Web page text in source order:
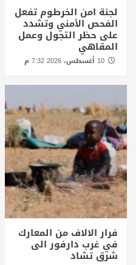
لجنة امن الخرطوم تفعل
الفحص الأمني وتشدد
على حظر التجول وعمل
المقاهي
فرار الالاف من المعارك
في غرب دارفور الى
شرق تشاد